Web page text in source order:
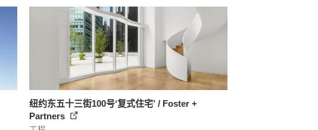
纽约东五十三街100号‘复式住宅’ / Foster +
Partners